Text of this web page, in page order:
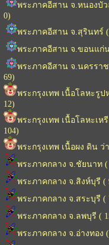
พระภาคอีสาน จ.หนองบั
0)
พระภาคอีสาน จ.สุรินทร์ (
พระภาคอีสาน จ.ขอนแก่
พระภาคอีสาน จ.นครรา
69)
พระกรุงเทพ เนื้อโลหะรูป
12)
พระกรุงเทพ เนื้อโลหะเห
104)
พระกรุงเทพ เนื้อผง ดิน ว่
พระภาคกลาง จ.ชัยนาท (
พระภาคกลาง จ.สิงห์บุรี (
พระภาคกลาง จ.สระบุรี (
พระภาคกลาง จ.ลพบุรี (
พระภาคกลาง จ.อ่างทอง (